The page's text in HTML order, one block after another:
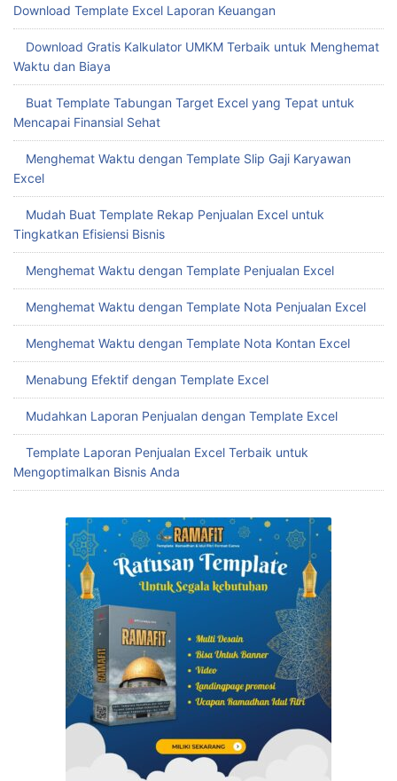
Download Template Excel Laporan Keuangan
Download Gratis Kalkulator UMKM Terbaik untuk Menghemat
Waktu dan Biaya
Buat Template Tabungan Target Excel yang Tepat untuk
Mencapai Finansial Sehat
Menghemat Waktu dengan Template Slip Gaji Karyawan
Excel
Mudah Buat Template Rekap Penjualan Excel untuk
Tingkatkan Efisiensi Bisnis
Menghemat Waktu dengan Template Penjualan Excel
Menghemat Waktu dengan Template Nota Penjualan Excel
Menghemat Waktu dengan Template Nota Kontan Excel
Menabung Efektif dengan Template Excel
Mudahkan Laporan Penjualan dengan Template Excel
Template Laporan Penjualan Excel Terbaik untuk
Mengoptimalkan Bisnis Anda